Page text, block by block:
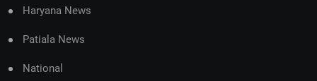
Haryana News
Patiala News
National